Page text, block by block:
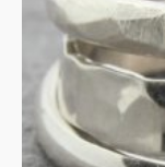
Groen